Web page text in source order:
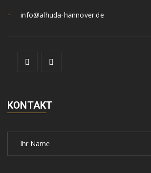
info@alhuda-hannover.de
KONTAKT